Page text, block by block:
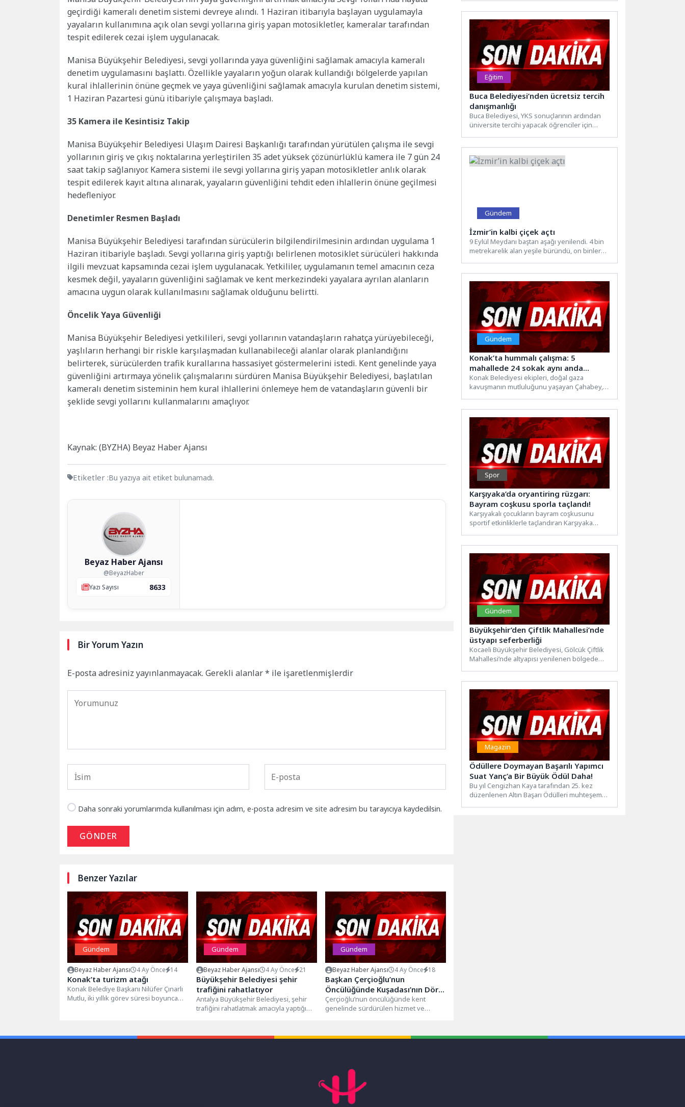
geçirdiği kameralı denetim sistemi devreye alındı. 1 Haziran itibarıyla başlayan uygulamayla
yayaların kullanımına açık olan sevgi yollarına giriş yapan motosikletler, kameralar tarafından
tespit edilerek cezai işlem uygulanacak.
Manisa Büyükşehir Belediyesi, sevgi yollarında yaya güvenliğini sağlamak amacıyla kameralı
denetim uygulamasını başlattı. Özellikle yayaların yoğun olarak kullandığı bölgelerde yapılan
kural ihlallerinin önüne geçmek ve yaya güvenliğini sağlamak amacıyla kurulan denetim sistemi,
1 Haziran Pazartesi günü itibariyle çalışmaya başladı.
35 Kamera ile Kesintisiz Takip
Manisa Büyükşehir Belediyesi Ulaşım Dairesi Başkanlığı tarafından yürütülen çalışma ile sevgi
yollarının giriş ve çıkış noktalarına yerleştirilen 35 adet yüksek çözünürlüklü kamera ile 7 gün 24
saat takip sağlanıyor. Kamera sistemi ile sevgi yollarına giriş yapan motosikletler anlık olarak
tespit edilerek kayıt altına alınarak, yayaların güvenliğini tehdit eden ihlallerin önüne geçilmesi
hedefleniyor.
Denetimler Resmen Başladı
Manisa Büyükşehir Belediyesi tarafından sürücülerin bilgilendirilmesinin ardından uygulama 1
Haziran itibariyle başladı. Sevgi yollarına giriş yaptığı belirlenen motosiklet sürücüleri hakkında
ilgili mevzuat kapsamında cezai işlem uygulanacak. Yetkililer, uygulamanın temel amacının ceza
kesmek değil, yayaların güvenliğini sağlamak ve kent merkezindeki yayalara ayrılan alanların
amacına uygun olarak kullanılmasını sağlamak olduğunu belirtti.
Öncelik Yaya Güvenliği
Manisa Büyükşehir Belediyesi yetkilileri, sevgi yollarının vatandaşların rahatça yürüyebileceği,
yaşlıların herhangi bir riskle karşılaşmadan kullanabileceği alanlar olarak planlandığını
belirterek, sürücülerden trafik kurallarına hassasiyet göstermelerini istedi. Kent genelinde yaya
güvenliğini artırmaya yönelik çalışmalarını sürdüren Manisa Büyükşehir Belediyesi, başlatılan
kameralı denetim sisteminin hem kural ihlallerini önlemeye hem de vatandaşların güvenli bir
şeklide sevgi yollarını kullanmalarını amaçlıyor.
Kaynak: (BYZHA) Beyaz Haber Ajansı
Etiketler :Bu yazıya ait etiket bulunamadı.
Beyaz Haber Ajansı
@BeyazHaber
Yazı Sayısı
8633
Bir Yorum Yazın
E-posta adresiniz yayınlanmayacak. Gerekli alanlar* ile işaretlenmişlerdir
Daha sonraki yorumlarımda kullanılması için adım, e-posta adresim ve site adresim bu tarayıcıya kaydedilsin.
GÖNDER
Benzer Yazılar
Gündem
Beyaz Haber Ajansı 4 Ay Önce 14
Konak’ta turizm atağı
Konak Belediye Başkanı Nilüfer Çınarlı
Mutlu, iki yıllık görev süresi boyunca
Gündem
Beyaz Haber Ajansı 4 Ay Önce 21
Büyükşehir Belediyesi şehir
trafiğini rahatlatıyor
Antalya Büyükşehir Belediyesi, şehir
trafiğini rahatlatmak amacıyla yaptığı
Gündem
Beyaz Haber Ajansı 4 Ay Önce 18
Başkan Çerçioğlu’nun
Öncülüğünde Kuşadası’nın Dört
Bir Yanında Çalışmalar Devam
Ediyor
Çerçioğlu’nun öncülüğünde kent
genelinde sürdürülen hizmet ve
Park...
Eğitim
Buca Belediyesi’nden ücretsiz tercih
danışmanlığı
Buca Belediyesi, YKS sonuçlarının ardından
üniversite tercihi yapacak öğrenciler için
Gündem
İzmir’in kalbi çiçek açtı
9 Eylül Meydanı baştan aşağı yenilendi. 4 bin
metrekarelik alan yeşile büründü, on binlerce
Gündem
Konak’ta hummalı çalışma: 5
mahallede 24 sokak aynı anda
yenileniyor
Konak Belediyesi ekipleri, doğal gaza
kavuşmanın mutluluğunu yaşayan Çahabey,
Spor
Karşıyaka’da oryantiring rüzgarı:
Bayram coşkusu sporla taçlandı!
Karşıyakalı çocukların bayram coşkusunu
sportif etkinliklerle taçlandıran Karşıyaka
Gündem
Büyükşehir’den Çiftlik Mahallesi’nde
üstyapı seferberliği
Kocaeli Büyükşehir Belediyesi, Gölcük Çiftlik
Mahallesi’nde altyapısı yenilenen bölgede
Magazin
Ödüllere Doymayan Başarılı Yapımcı
Suat Yanç’a Bir Büyük Ödül Daha!
Bu yıl Cengizhan Kaya tarafından 25. kez
düzenlenen Altın Başarı Ödülleri muhteşem